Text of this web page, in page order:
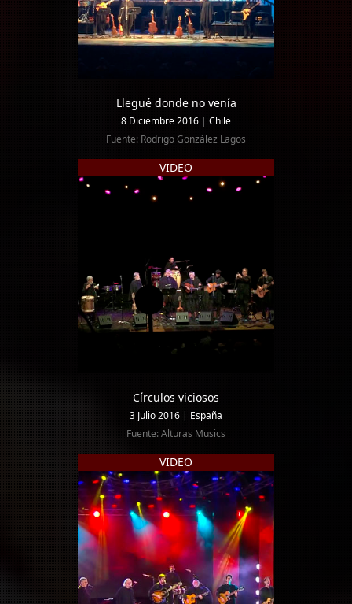
Llegué donde no venía
8 Diciembre 2016 | Chile
Fuente: Rodrigo González Lagos
VIDEO
Círculos viciosos
3 Julio 2016 | España
Fuente: Alturas Musics
VIDEO